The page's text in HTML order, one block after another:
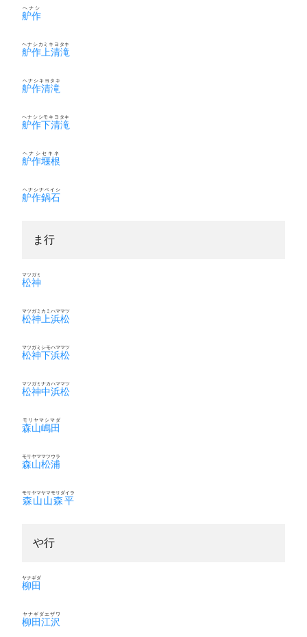
舮作
ヘナシ
舮作上清滝
ヘナシカミキヨタキ
舮作清滝
ヘナシキヨタキ
舮作下清滝
ヘナシシモキヨタキ
舮作堰根
ヘナシセキネ
舮作鍋石
ヘナシナベイシ
ま行
松神
マツガミ
松神上浜松
マツガミカミハママツ
松神下浜松
マツガミシモハママツ
松神中浜松
マツガミナカハママツ
森山嶋田
モリヤマシマダ
森山松浦
モリヤママツウラ
森山山森平
モリヤマヤマモリダイラ
や行
柳田
ヤナギダ
柳田江沢
ヤナギダエザワ